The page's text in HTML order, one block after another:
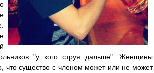
"у кого струя дальше". Женщины
что существо с членом может или не может